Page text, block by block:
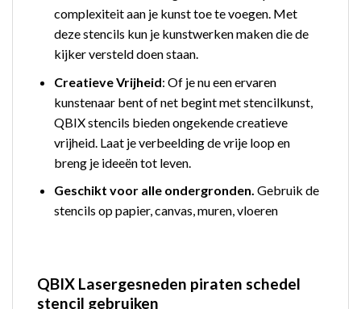
complexiteit aan je kunst toe te voegen. Met
deze stencils kun je kunstwerken maken die de
kijker versteld doen staan.
Creatieve Vrijheid: Of je nu een ervaren
kunstenaar bent of net begint met stencilkunst,
QBIX stencils bieden ongekende creatieve
vrijheid. Laat je verbeelding de vrije loop en
breng je ideeën tot leven.
Geschikt voor alle ondergronden. Gebruik de
stencils op papier, canvas, muren, vloeren
QBIX Lasergesneden piraten schedel
stencil gebruiken